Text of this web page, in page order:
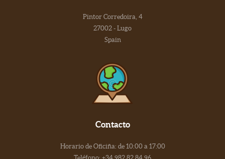
Pintor Corredoira, 4
27002 - Lugo
Spain
Contacto
Horario de Oficiña: de 10:00 a 17:00